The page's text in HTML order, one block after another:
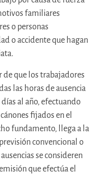
familiares
o personas
o accidente que hagan
de que los trabajadores
las horas de ausencia
al año, efectuando
fijados en el
fundamento, llega a la
convencional o
se consideren
que efectúa el